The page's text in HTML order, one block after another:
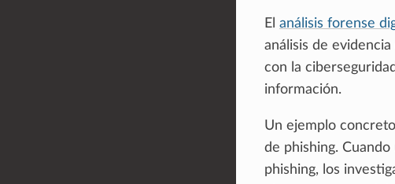
El análisis forense
análisis de
con la
información.
Un ejemplo
de phishing.
phishing, los